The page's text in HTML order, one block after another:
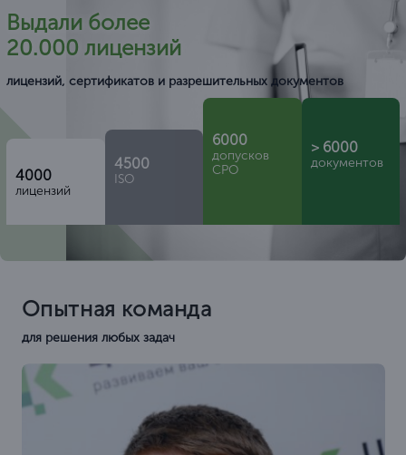
Выдали более
20.000 лицензий
лицензий, сертификатов и разрешительных документов
4000
лицензий
4500
ISO
6000
допусков
СРО
> 6000
документов
Опытная команда
для решения любых задач